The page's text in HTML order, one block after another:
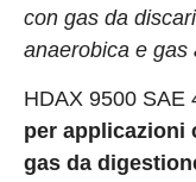
con gas da
anaerobica e gas
HDAX 9500 SAE
per applicazioni
gas da